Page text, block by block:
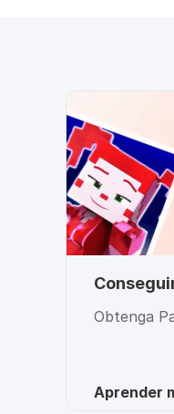
Obtenga
Aprender